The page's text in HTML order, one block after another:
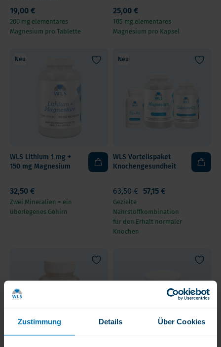
Zustimmung Details Über Cookies
19,00 €
200 mg elementares
Magnesium pro Tablette
25,00 €
105 mg elementares
Magnesium pro Kapsel
Neu
WLS Lithium 1 mg +
150 mg Magnesium
32,50 €
Zwei Mineralien = ein
überlegenes Gehirn
Neu
WLS Vorteilspaket
Knochengesundheit
57,15 €
63,50 €
Gezielte
Nährstoffkombination
für den Erhalt normaler
Knochen